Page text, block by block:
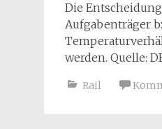
Die
Aufgabenträger
werden. Quelle:
Rail